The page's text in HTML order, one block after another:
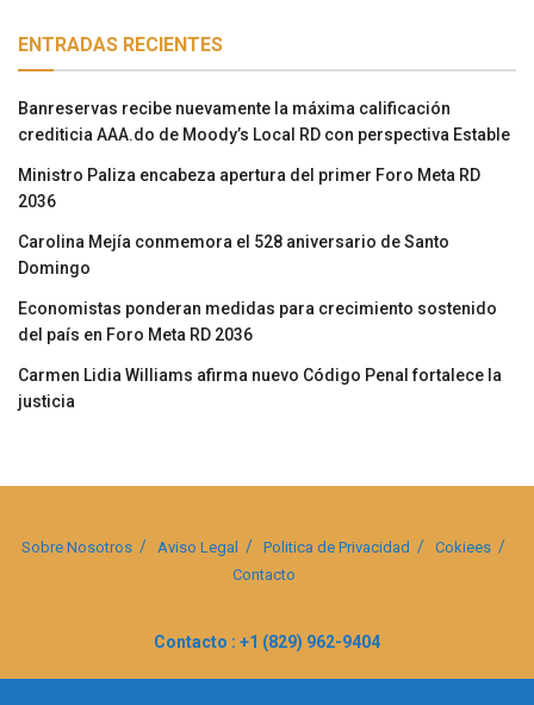
ENTRADAS RECIENTES
Banreservas recibe nuevamente la máxima calificación
crediticia AAA.do de Moody’s Local RD con perspectiva Estable
Ministro Paliza encabeza apertura del primer Foro Meta RD
2036
Carolina Mejía conmemora el 528 aniversario de Santo
Domingo
Economistas ponderan medidas para crecimiento sostenido
del país en Foro Meta RD 2036
Carmen Lidia Williams afirma nuevo Código Penal fortalece la
justicia
Sobre Nosotros Aviso Legal Politica de Privacidad
Cokiees
Contacto
Contacto : +1 (829) 962-9404